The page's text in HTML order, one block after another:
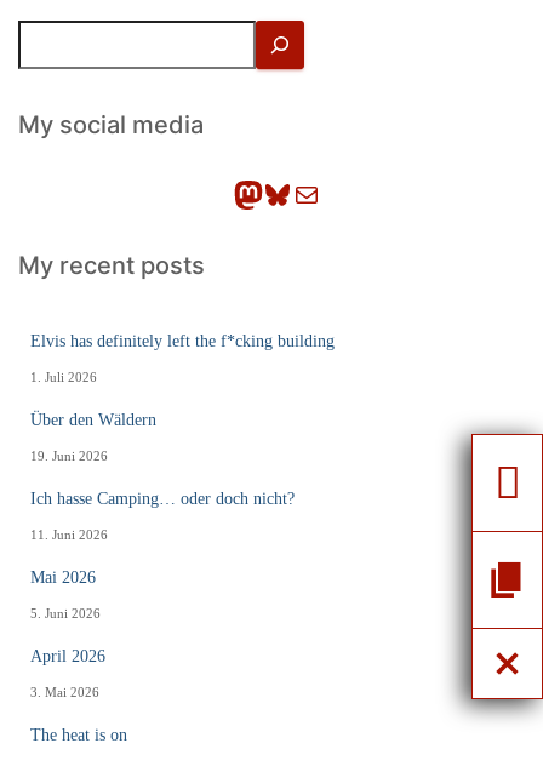
h
eMy social media
Mastodon Bluesky E-Mail
My recent posts
Elvis has definitely left the f*cking building
1. Juli 2026
Über den Wäldern
19. Juni 2026
Ich hasse Camping… oder doch nicht?
11. Juni 2026
Mai 2026
5. Juni 2026
April 2026
3. Mai 2026
The heat is on